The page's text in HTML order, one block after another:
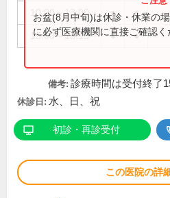
10:00～13:00 ● ●
15:00～18:15 ● ●
お盆(8月中旬)は休診・休業の
に必ず医療機関に直接ご確認く
備考: 診療時間は受付終了
休診日: 水、日、祝
初診・再診受付
この医院の詳